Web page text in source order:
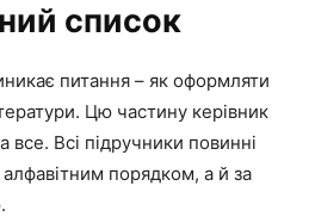
список
питання – як оформляти
Цю частину керівник
все. Всі підручники повинні
алфавітним порядком, а й за